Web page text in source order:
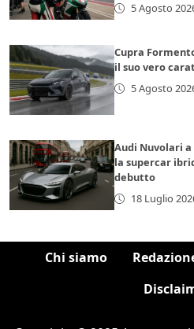
5 Agosto
Cupra
il suo vero
5 Agosto
Audi Nuvolari
la supercar
debutto
18 Luglio
Chi siamo